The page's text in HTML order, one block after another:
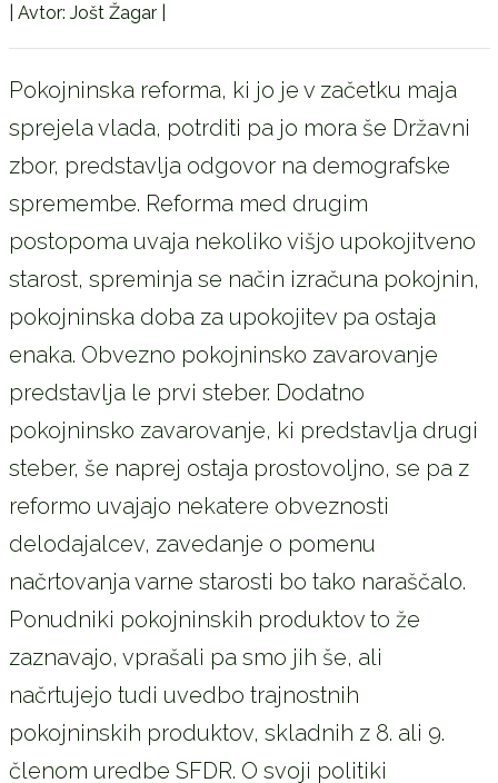
| Avtor: Jošt Žagar |
Pokojninska reforma, ki jo je v začetku maja
sprejela vlada, potrditi pa jo mora še Državni
zbor, predstavlja odgovor na demografske
spremembe. Reforma med drugim
postopoma uvaja nekoliko višjo upokojitveno
starost, spreminja se način izračuna pokojnin,
pokojninska doba za upokojitev pa ostaja
enaka. Obvezno pokojninsko zavarovanje
predstavlja le prvi steber. Dodatno
pokojninsko zavarovanje, ki predstavlja drugi
steber, še naprej ostaja prostovoljno, se pa z
reformo uvajajo nekatere obveznosti
delodajalcev, zavedanje o pomenu
načrtovanja varne starosti bo tako naraščalo.
Ponudniki pokojninskih produktov to že
zaznavajo, vprašali pa smo jih še, ali
načrtujejo tudi uvedbo trajnostnih
pokojninskih produktov, skladnih z 8. ali 9.
členom uredbe SFDR. O svoji politiki